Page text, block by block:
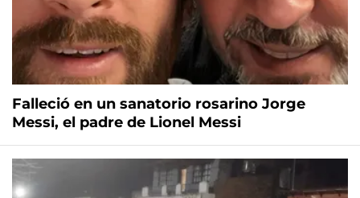
Falleció en un sanatorio rosarino Jorge
Messi, el padre de Lionel Messi